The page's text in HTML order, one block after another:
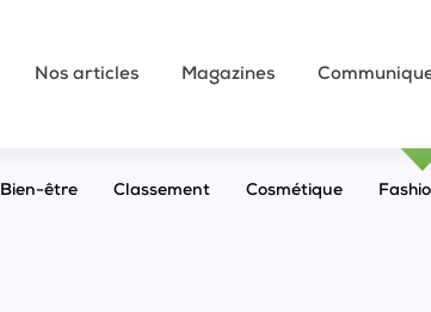
Nos articles Magazines
Bien-être Classement Cosmétique